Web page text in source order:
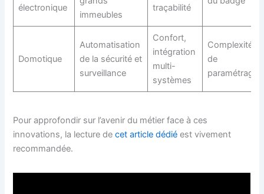
électronique
immeubles
traçabilité
Domotique
Automatisation
de la sécurité et
surveillance
Confort,
intégration
multi-
systèmes
Complexité
de
paramétrage
Pour approfondir sur l’avenir du métier face à ces
innovations, la lecture decet article dédié est vivement
recommandée.